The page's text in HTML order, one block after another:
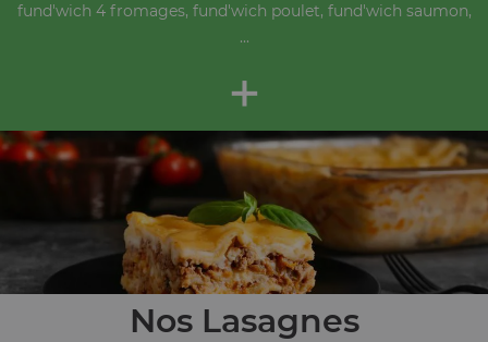
fund'wich 4 fromages, fund'wich poulet, fund'wich saumon,
...
+
Nos Lasagnes